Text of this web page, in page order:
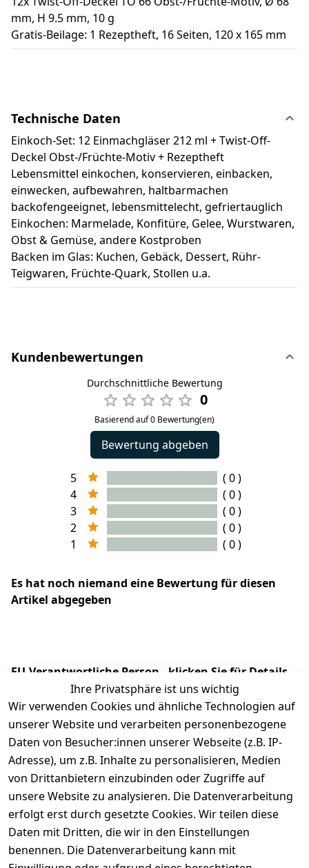
mm, H 9.5 mm, 10 g
Gratis-Beilage: 1 Rezeptheft, 16 Seiten, 120 x 165 mm
Technische Daten
Einkoch-Set: 12 Einmachgläser 212 ml + Twist-Off-
Deckel Obst-/Früchte-Motiv + Rezeptheft
Lebensmittel einkochen, konservieren, einbacken,
einwecken, aufbewahren, haltbarmachen
backofengeeignet, lebensmittelecht, gefriertauglich
Einkochen: Marmelade, Konfitüre, Gelee, Wurstwaren,
Obst & Gemüse, andere Kostproben
Backen im Glas: Kuchen, Gebäck, Dessert, Rühr-
Teigwaren, Früchte-Quark, Stollen u.a.
Kundenbewertungen
Durchschnittliche Bewertung
0
Basierend auf 0 Bewertung(en)
Bewertung abgeben
5
( 0 )
4
( 0 )
3
( 0 )
2
( 0 )
1
( 0 )
Es hat noch niemand eine Bewertung für diesen
Artikel abgegeben
EU-Verantwortliche Person - klicken Sie für Details
Ihre Privatsphäre ist uns wichtig
Wir verwenden Cookies und ähnliche Technologien auf
unserer Website und verarbeiten personenbezogene
Daten von Besucher:innen unserer Webseite (z.B. IP-
Adresse), um z.B. Inhalte zu personalisieren, Medien
von Drittanbietern einzubinden oder Zugriffe auf
unsere Website zu analysieren. Die Datenverarbeitung
erfolgt erst durch gesetzte Cookies. Wir teilen diese
Daten mit Dritten, die wir in den Einstellungen
benennen. Die Datenverarbeitung kann mit
RechtlichesServices